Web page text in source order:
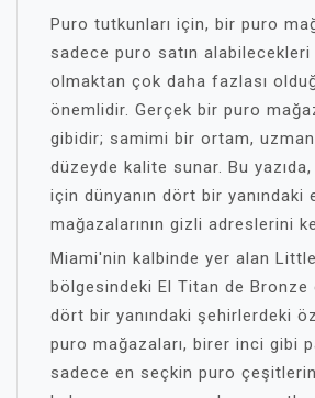
Puro tutkunları için, bir puro
sadece puro satın
olmaktan çok daha fazlası
önemlidir. Gerçek bir puro
gibidir; samimi bir ortam,
düzeyde kalite sunar. Bu
için dünyanın dört bir yanındaki
mağazalarının gizli adreslerini
Miami'nin kalbinde yer alan
bölgesindeki El Titan de Bronze
dört bir yanındaki şehirlerdeki
puro mağazaları, birer inci gibi
sadece en seçkin puro